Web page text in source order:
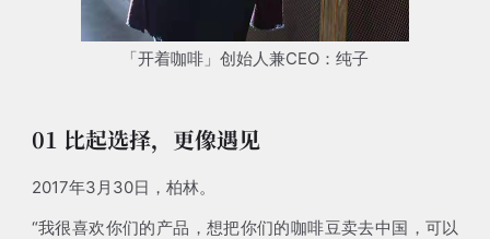
「开着咖啡」创始人兼CEO：纯子
01 比起选择，更像遇见
2017年3月30日，柏林。
“我很喜欢你们的产品，想把你们的咖啡豆卖去中国，可以